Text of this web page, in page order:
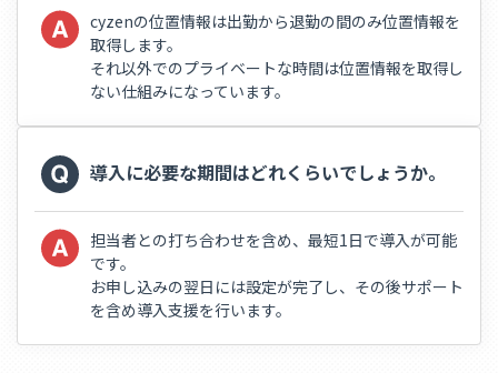
cyzenの位置情報は出勤から退勤の間のみ位置情報を
取得します。
それ以外でのプライベートな時間は位置情報を取得し
ない仕組みになっています。
導入に必要な期間はどれくらいでしょうか。
担当者との打ち合わせを含め、最短1日で導入が可能
です。
お申し込みの翌日には設定が完了し、その後サポート
を含め導入支援を行います。